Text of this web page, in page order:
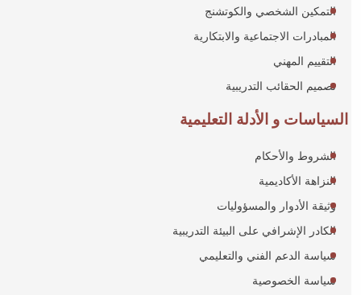
التمكين الشخصي والكوتشنج
المبادرات الاجتماعية والابتكارية
التقييم المهني
تصميم الحقائب التدريبية
السياسات و الأدلة التعليمية
الشروط والأحكام
النزاهة الأكاديمية
وثيقة الأدوار والمسؤوليات
الكادر الإشرافي على البيئة التدريبية
سياسة الدعم الفني والتعليمي
سياسة الخصوصية